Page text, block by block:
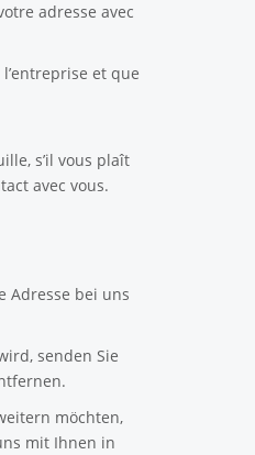
adresse avec
et que
s’il vous plaît
avec vous.
Adresse bei uns
senden Sie
möchten,
mit Ihnen in